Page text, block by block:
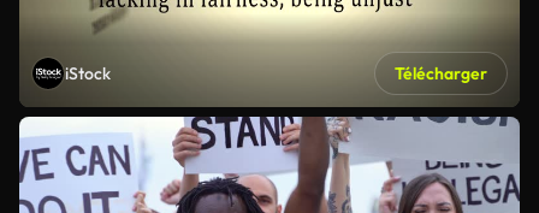
iStock Télécharger